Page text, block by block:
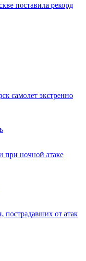
поставила рекорд
самолет экстренно
при ночной атаке
пострадавших от атак